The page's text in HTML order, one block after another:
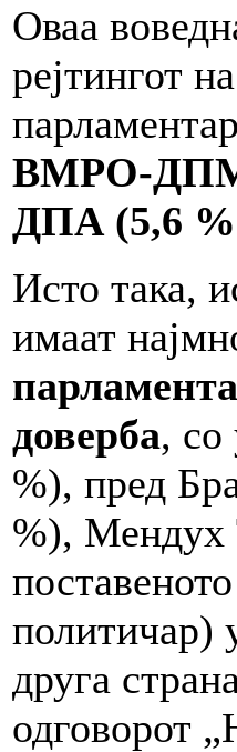
Оваа
рејтингот
ВМРО-
ДПА (5,6
Исто така,
имаат
доверба, со
%), пред
%), Мендух
политичар)
друга
одговорот